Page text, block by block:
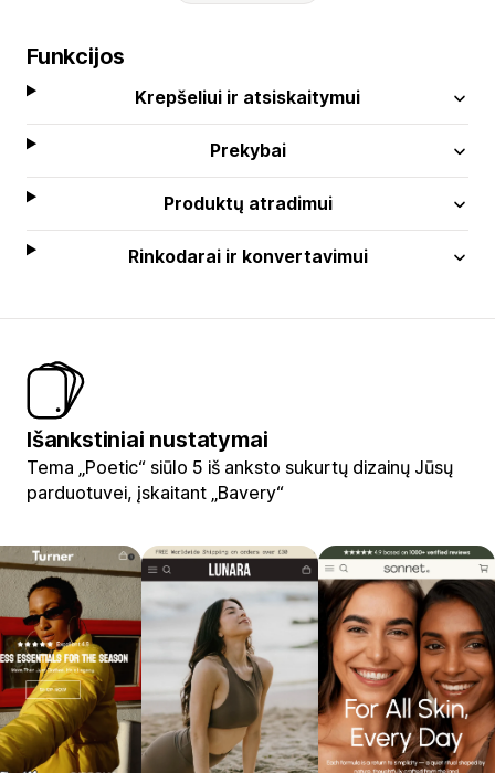
Funkcijos
Krepšeliui ir atsiskaitymui
Prekybai
Produktų atradimui
Rinkodarai ir konvertavimui
Išankstiniai nustatymai
Tema „Poetic“ siūlo 5 iš anksto sukurtų dizainų Jūsų
parduotuvei, įskaitant „Bavery“